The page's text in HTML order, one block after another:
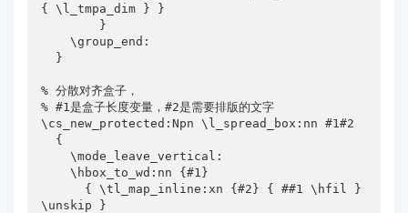
{ \l_tmpa_dim } }
    \group_end:
% 分散对齐盒子，
% #1是盒子长度变量，#2是需要排版的文字
\cs_new_protected:Npn \l_spread_box:nn #1#2
    \mode_leave_vertical:
    \hbox_to_wd:nn {#1}
\unskip }